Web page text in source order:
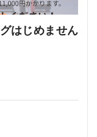
はじめません